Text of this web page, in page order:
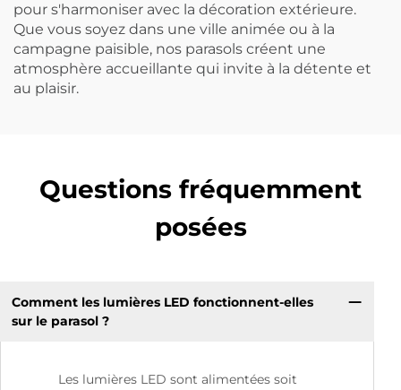
pour s'harmoniser avec la décoration extérieure.
Que vous soyez dans une ville animée ou à la
campagne paisible, nos parasols créent une
atmosphère accueillante qui invite à la détente et
au plaisir.
Questions fréquemment
posées
Comment les lumières LED fonctionnent-elles
sur le parasol ?
Les lumières LED sont alimentées soit